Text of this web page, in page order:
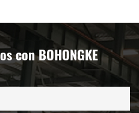
con BOHONGKE